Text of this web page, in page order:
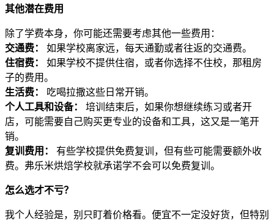
其他潜在费用
除了学费本身，你可能还需要考虑其他一些费用：
交通费：
如果学校离家远，每天通勤或者往返的交通费。
住宿费：
如果学校不提供住宿，或者你选择不住校，那租房
子的费用。
生活费：
吃喝拉撒这些日常开销。
个人工具和设备：
培训结束后，如果你想继续练习或者开
店，可能需要自己购买更专业的设备和工具，这又是一笔开
销。
复训费用：
有些学校提供免费复训，但有些可能需要额外收
费。弗乐米烘焙学校就承诺学不会可以免费复训。
怎么选才不亏？
我个人经验是，别只盯着价格看。便宜不一定没好货，但特别